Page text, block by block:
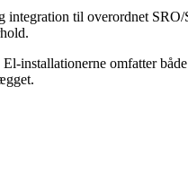
integration til overordnet
installationerne omfatter både